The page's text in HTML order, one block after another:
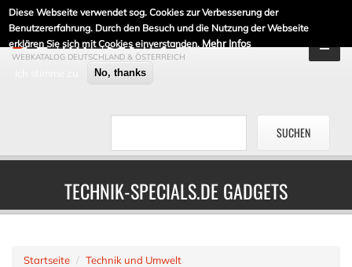
Diese Webseite verwendet sog. Cookies zur Verbesserung der
Benutzererfahrung. Durch den Besuch und die Nutzung der Webseite
erklären Sie sich mit Cookies einverstanden. Mehr Infos
No, thanks
DE-LINKLISTE.DE
WEBKATALOG DEUTSCHLAND & ÖSTERREICH
TECHNIK-SPECIALS.DE GADGETS
Startseite
Technik und Umwelt